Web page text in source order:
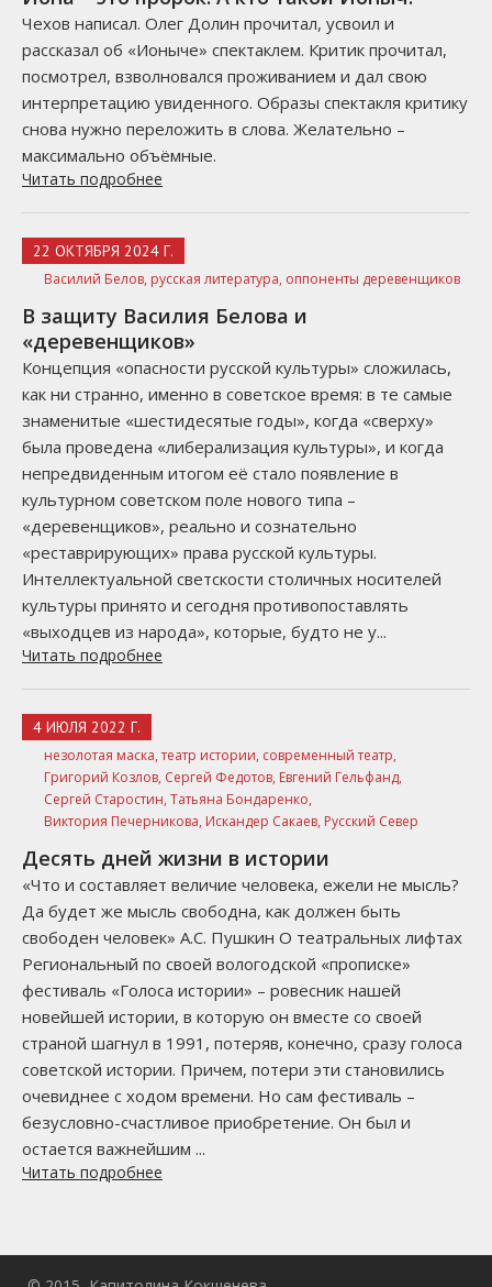
Чехов написал. Олег Долин прочитал, усвоил и
рассказал об «Ионыче» спектаклем. Критик прочитал,
посмотрел, взволновался проживанием и дал свою
интерпретацию увиденного. Образы спектакля критику
снова нужно переложить в слова. Желательно –
максимально объёмные.
Читать подробнее
22 ОКТЯБРЯ 2024 Г.
Василий Белов, русская литература, оппоненты деревенщиков
В защиту Василия Белова и
«деревенщиков»
Концепция «опасности русской культуры» сложилась,
как ни странно, именно в советское время: в те самые
знаменитые «шестидесятые годы», когда «сверху»
была проведена «либерализация культуры», и когда
непредвиденным итогом её стало появление в
культурном советском поле нового типа –
«деревенщиков», реально и сознательно
«реставрирующих» права русской культуры.
Интеллектуальной светскости столичных носителей
культуры принято и сегодня противопоставлять
«выходцев из народа», которые, будто не у...
Читать подробнее
4 ИЮЛЯ 2022 Г.
незолотая маска, театр истории, современный театр,
Григорий Козлов, Сергей Федотов, Евгений Гельфанд,
Сергей Старостин, Татьяна Бондаренко,
Виктория Печерникова, Искандер Сакаев, Русский Север
Десять дней жизни в истории
«Что и составляет величие человека, ежели не мысль?
Да будет же мысль свободна, как должен быть
свободен человек» А.С. Пушкин О театральных лифтах
Региональный по своей вологодской «прописке»
фестиваль «Голоса истории» – ровесник нашей
новейшей истории, в которую он вместе со своей
страной шагнул в 1991, потеряв, конечно, сразу голоса
советской истории. Причем, потери эти становились
очевиднее с ходом времени. Но сам фестиваль –
безусловно-счастливое приобретение. Он был и
остается важнейшим ...
Читать подробнее